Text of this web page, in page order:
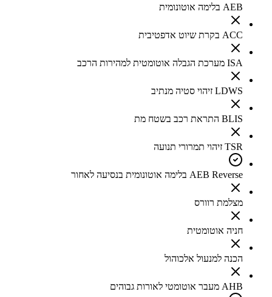
AEB בלימה אוטונומית
ACC בקרת שיוט אדפטיבית
ISA מערכת הגבלה אוטומטית למהירות הרכב
LDWS זיהוי סטיה מנתיב
BLIS התראת רכב בשטח מת
TSR זיהוי תמרורי תנועה
AEB Reverse בלימה אוטונומית בנסיעה לאחור
מצלמת רוורס
חניה אוטומטית
הכנה למנעול אלכוהול
AHB מעבר אוטומטי לאורות גבוהים